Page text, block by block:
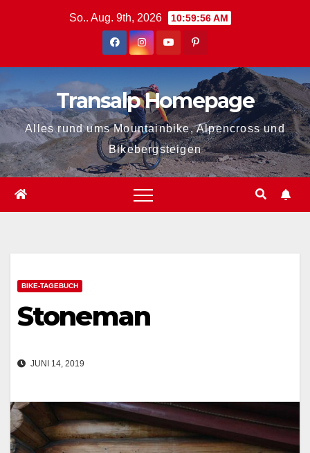
So.. Aug. 9th, 2026 10:59:57 AM
Transalp Homepage
Alles rund ums Mountainbike, Alpencross und
Bikebergsteigen
BIKE-TAGEBUCH
Stoneman
JUNI 14, 2019